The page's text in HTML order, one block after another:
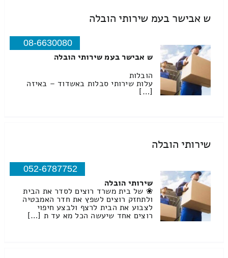
ש אבישר בעמ שירותי הובלה
08-6630080
ש אבישר בעמ שירותי הובלה
הובלות
עלות שירותי סבלות באשדוד – באיזה
[…]
שירותי הובלה
052-6787752
שירותי הובלה
❀ של בית משרד רוצים לסדר את הבית
ולתחזק רוצים לשפץ את חדר האמבטיה
לצבוע את הבית לרצף ולבצע חיפוי
רוצים אחד שיעשה הכל מא עד ת […]